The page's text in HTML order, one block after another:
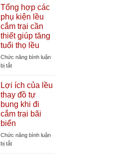
quạt
cắm
trại
tích
điện
dung
lượng
lớn
mát
cực
sâu
Tổng hợp các
phụ kiện lều
cắm trại cần
thiết giúp tăng
tuổi thọ lều
Chức năng bình luận
bị tắtở
hợp
phụ
kiện
lều
cắm
trại
cần
Lợi ích của lều
thay đồ tự
bung khi đi
cắm trại bãi
biển
Chức năng bình luận
bị tắtở